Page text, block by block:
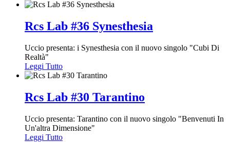
Rcs Lab #36 Synesthesia
Uccio presenta: i Synesthesia con il nuovo singolo "Cubi Di
Realtà"
Leggi Tutto
Rcs Lab #30 Tarantino
Uccio presenta: Tarantino con il nuovo singolo "Benvenuti In
Un'altra Dimensione"
Leggi Tutto